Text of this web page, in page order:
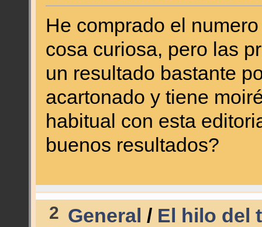
He comprado el
cosa curiosa, pero las
un resultado bastante
acartonado y tiene
habitual con esta
buenos resultados?
2 General / El hilo del